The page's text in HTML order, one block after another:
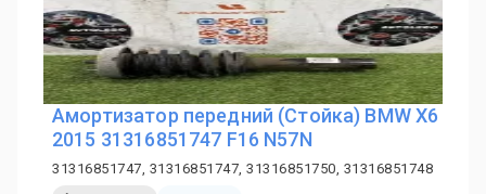
Амортизатор передний (Стойка) BMW X6
2015 31316851747 F16 N57N
31316851747, 31316851747, 31316851750, 31316851748